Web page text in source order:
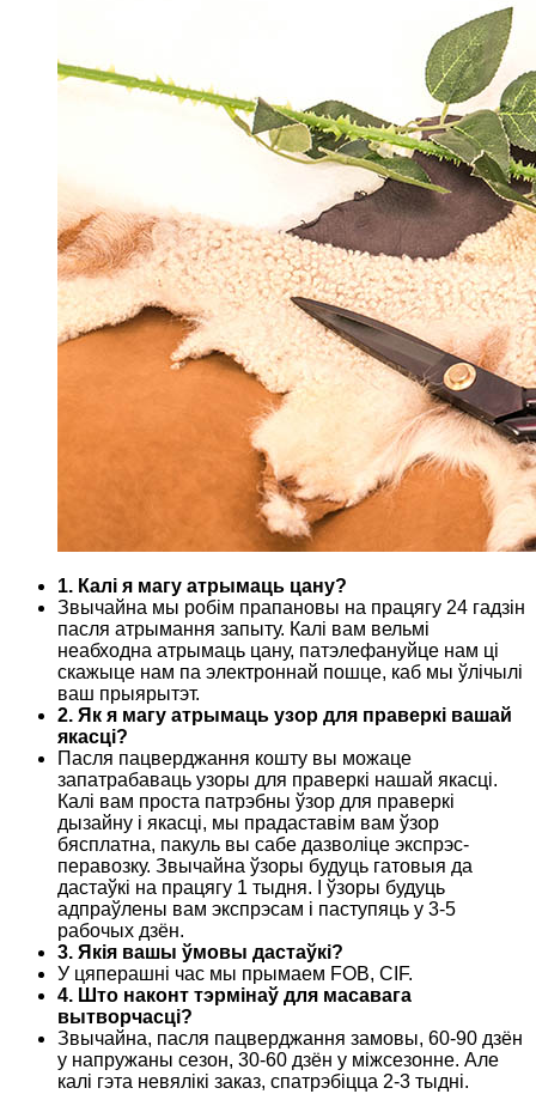
1. Калі я магу атрымаць цану?
Звычайна мы робім прапановы на працягу 24 гадзін
пасля атрымання запыту. Калі вам вельмі
неабходна атрымаць цану, патэлефануйце нам ці
скажыце нам па электроннай пошце, каб мы ўлічылі
ваш прыярытэт.
2. Як я магу атрымаць узор для праверкі вашай
якасці?
Пасля пацверджання кошту вы можаце
запатрабаваць узоры для праверкі нашай якасці.
Калі вам проста патрэбны ўзор для праверкі
дызайну і якасці, мы прадаставім вам ўзор
бясплатна, пакуль вы сабе дазволіце экспрэс-
перавозку. Звычайна ўзоры будуць гатовыя да
дастаўкі на працягу 1 тыдня. І ўзоры будуць
адпраўлены вам экспрэсам і паступяць у 3-5
рабочых дзён.
3. Якія вашы ўмовы дастаўкі?
У цяперашні час мы прымаем FOB, CIF.
4. Што наконт тэрмінаў для масавага
вытворчасці?
Звычайна, пасля пацверджання замовы, 60-90 дзён
у напружаны сезон, 30-60 дзён у міжсезонне. Але
калі гэта невялікі заказ, спатрэбіцца 2-3 тыдні.